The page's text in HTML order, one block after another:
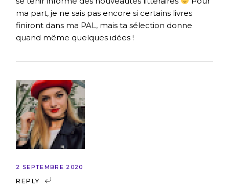
ma part, je ne sais pas encore si certains livres
finiront dans ma PAL, mais ta sélection donne
quand même quelques idées !
2 SEPTEMBRE 2020
REPLY